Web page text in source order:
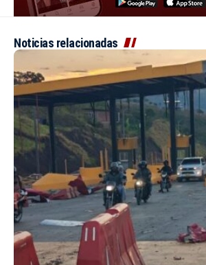
Noticias relacionadas